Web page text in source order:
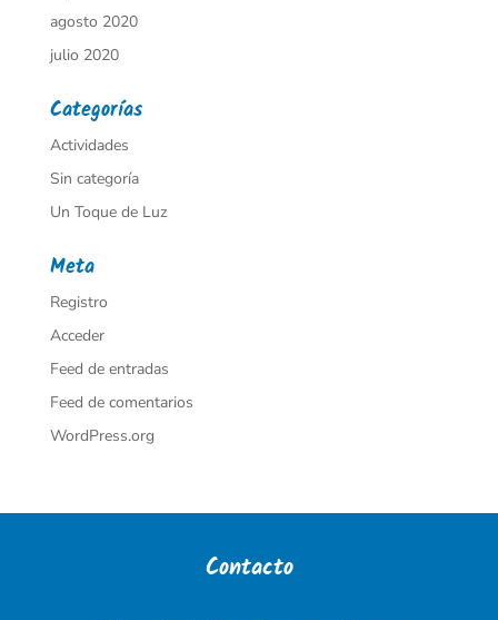
agosto 2020
julio 2020
Categorías
Actividades
Sin categoría
Un Toque de Luz
Meta
Registro
Acceder
Feed de entradas
Feed de comentarios
WordPress.org
Contacto